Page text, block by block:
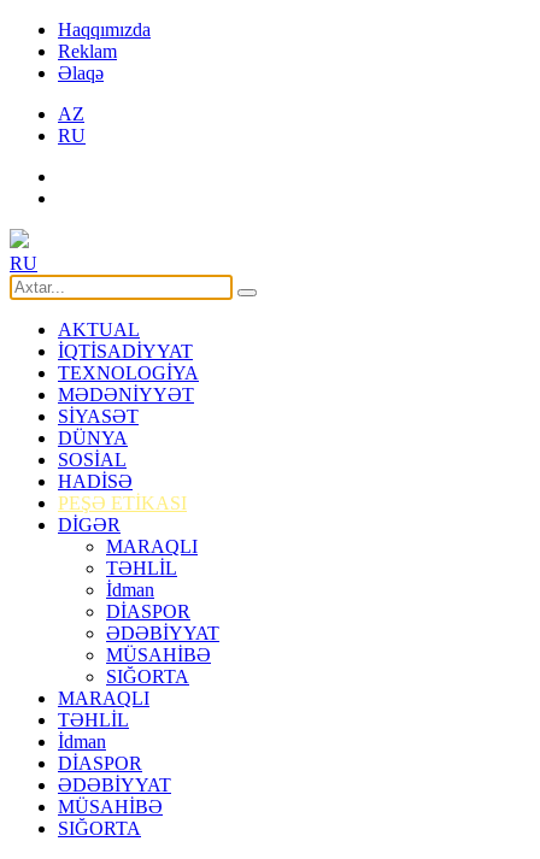
Haqqımızda
Reklam
Əlaqə
AZ
RU
RU
AKTUAL
İQTİSADİYYAT
TEXNOLOGİYA
MƏDƏNİYYƏT
SİYASƏT
DÜNYA
SOSİAL
HADİSƏ
PEŞƏ ETİKASI
DİGƏR
MARAQLI
TƏHLİL
İdman
DİASPOR
ƏDƏBİYYAT
MÜSAHİBƏ
SIĞORTA
MARAQLI
TƏHLİL
İdman
DİASPOR
ƏDƏBİYYAT
MÜSAHİBƏ
SIĞORTA